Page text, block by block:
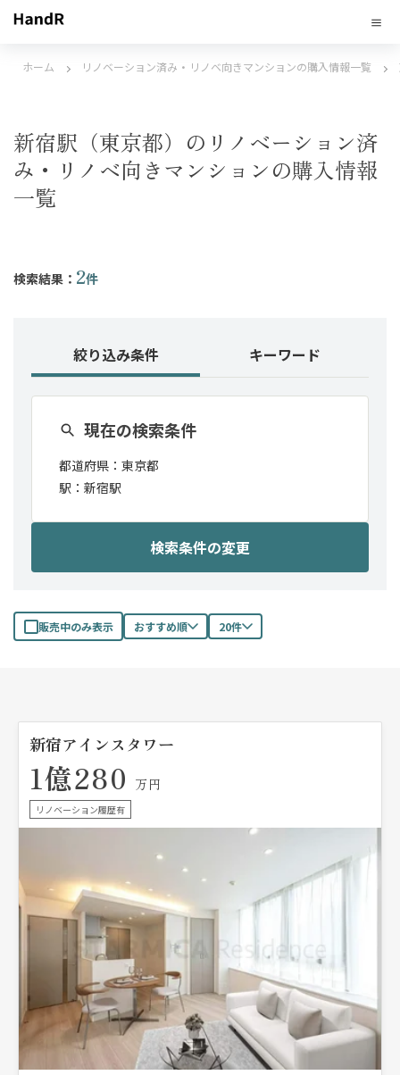
ホーム リノベーション済み・リノベ向きマンションの購入情報一覧
新宿駅（東京都）のリノベーション済
み・リノベ向きマンションの購入情報
一覧
検索結果： 2件
絞り込み条件 キーワード
現在の検索条件
都道府県： 東京都
駅： 新宿駅
検索条件の変更
販売中のみ表示 おすすめ順 20件
新宿アインスタワー
1億280 万円
リノベーション履歴有